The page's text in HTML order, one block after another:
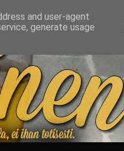
and user-agent
generate usage